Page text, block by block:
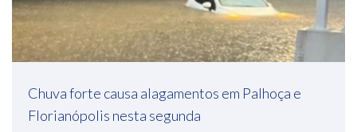
Chuva forte causa alagamentos em Palhoça e
Florianópolis nesta segunda